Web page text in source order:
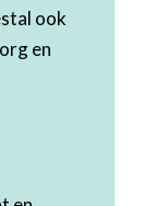
ook
en